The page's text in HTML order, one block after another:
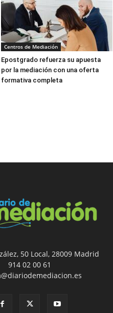
Centros de Mediación
Epostgrado refuerza su apuesta
por la mediación con una oferta
formativa completa
50 Local, 28009 Madrid
914 02 00 61